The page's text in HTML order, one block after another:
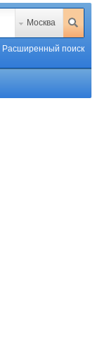
Москва
Расширенный поиск